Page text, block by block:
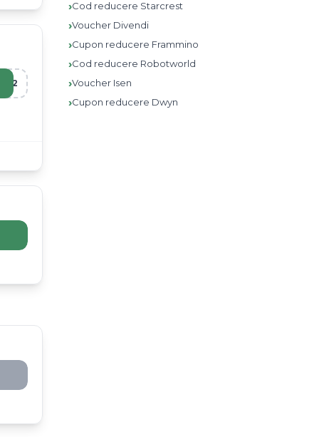
R12
›Cod reducere Starcrest
›Voucher Divendi
›Cupon reducere Frammino
›Cod reducere Robotworld
›Voucher Isen
›Cupon reducere Dwyn